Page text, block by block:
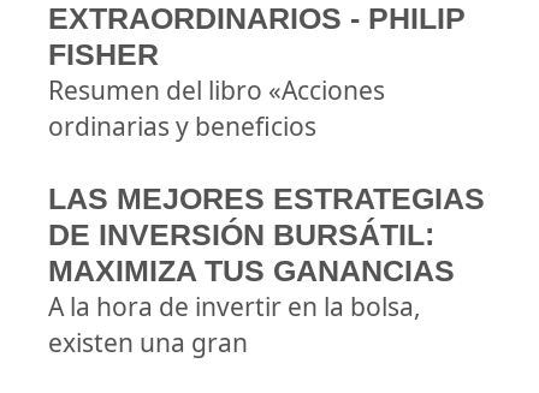
EXTRAORDINARIOS - PHILIP
FISHER
Resumen del libro «Acciones
ordinarias y beneficios
LAS MEJORES ESTRATEGIAS
DE INVERSIÓN BURSÁTIL:
MAXIMIZA TUS GANANCIAS
A la hora de invertir en la bolsa,
existen una gran